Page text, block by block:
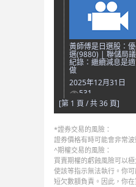
黃師傅是日選股：
選(9880) | 聯儲局
紀錄：繼續減息是
做
2025年12月31日
531
[第 1 頁 / 共 36 頁]
*證券交易的風險：
證券價格有時可能會非常
^期權交易的風險：
買賣期權的虧蝕風險可以
使該等指示無法執行。你
短欠數額負責。因此，你